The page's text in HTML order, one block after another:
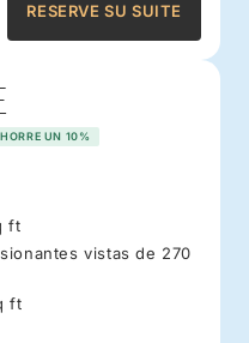
RESERVE SU SUITE
UN 10%
ft
vistas de 270
ft